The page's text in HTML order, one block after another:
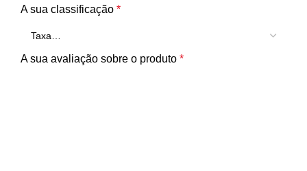
A sua classificação *
A sua avaliação sobre o produto *